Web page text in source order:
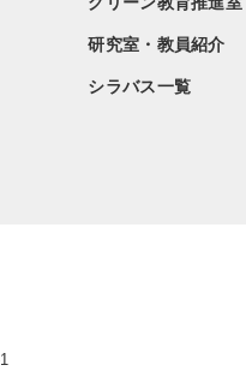
研究室・教員紹介
シラバス一覧